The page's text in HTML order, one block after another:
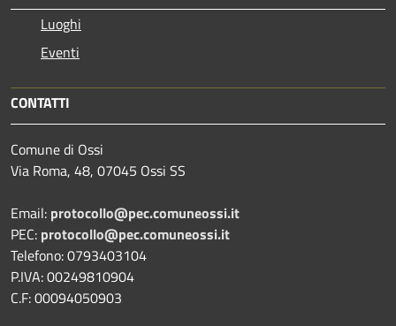
Luoghi
Eventi
CONTATTI
Comune di Ossi
Via Roma, 48, 07045 Ossi SS
Email: protocollo@pec.comuneossi.it
PEC: protocollo@pec.comuneossi.it
Telefono: 0793403104
P.IVA: 00249810904
C.F: 00094050903